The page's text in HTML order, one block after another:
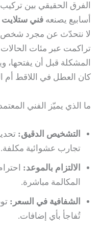
الفرق الحقيقي بين
أسابيع يصنعه فني ستلايت
لا نتحدّث عن مجرد شخص
تراكمت عبر مئات الحالات
المشكلة قبل أن
كان العطل في اللاقط أم
ما الذي يميّز الفني
التشخيص الدقيق:
تجارب عشوائية مكلفة.
الالتزام بالموعد:
المكالمة مباشرة.
الشفافية في السعر:
تُفاجأ بأي إضافات.